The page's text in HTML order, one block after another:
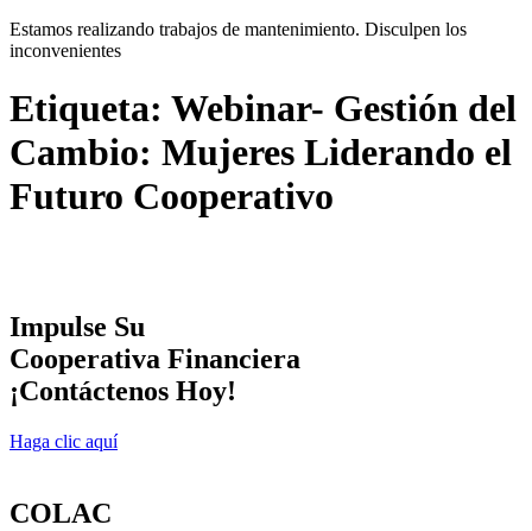
Estamos realizando trabajos de mantenimiento. Disculpen los
inconvenientes
Etiqueta: Webinar- Gestión del
Cambio: Mujeres Liderando el
Futuro Cooperativo
Impulse Su
Cooperativa Financiera
¡Contáctenos Hoy!
Haga clic aquí
COLAC